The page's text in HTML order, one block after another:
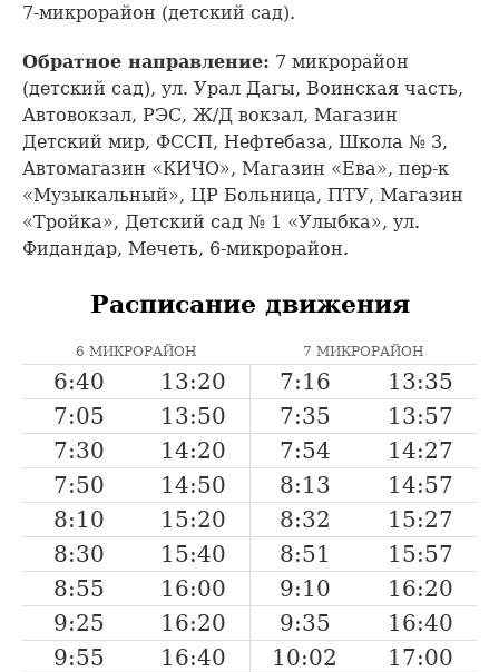
7-микрорайон (детский сад).
Обратное направление: 7 микрорайон
(детский сад), ул. Урал Дагы, Воинская часть,
Автовокзал, РЭС, Ж/Д вокзал, Магазин
Детский мир, ФССП, Нефтебаза, Школа № 3,
Автомагазин «КИЧО», Магазин «Ева», пер-к
«Музыкальный», ЦР Больница, ПТУ, Магазин
«Тройка», Детский сад № 1 «Улыбка», ул.
Фидандар, Мечеть, 6-микрорайон.
Расписание движения
6 МИКРОРАЙОН 7 МИКРОРАЙОН
6:40 13:20 7:16
13:35
7:05
13:50 7:35
13:57
7:30
14:20 7:54
14:27
7:50
14:50 8:13
14:57
8:10
15:20 8:32
15:27
8:30
15:40 8:51
15:57
8:55
16:00 9:10
16:20
9:25
16:20 9:35
16:40
9:55
16:40 10:02
17:00